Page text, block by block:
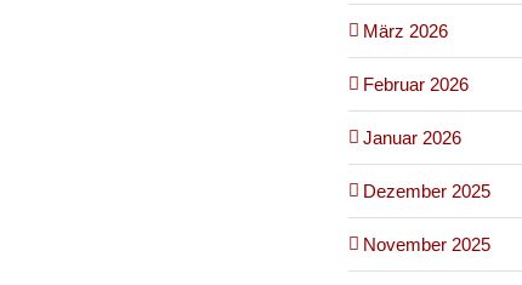
März 2026
Februar 2026
Januar 2026
Dezember 2025
November 2025